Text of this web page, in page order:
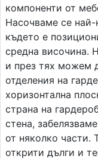
компоненти от
Насочваме се най-
където е
средна височина.
и през тях можем
отделения на
хоризонтална
страна на
стена,
от няколко части.
открити дълги и